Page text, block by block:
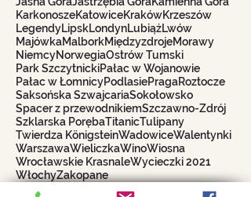
KarkonoszeKatowiceKrakówKrzeszów
LegendyLipskLondynLubiążLwów
MajówkaMalborkMiędzyzdrojeMorawy
NiemcyNorwegiaOstrów Tumski
Park SzczytnickiPałac w Wojanowie
Pałac w ŁomnicyPodlasiePragaRoztocze
Saksońska SzwajcariaSokołowsko
Spacer z przewodnikiemSzczawno-Zdrój
Szklarska PorębaTitanicTulipany
Twierdza KönigsteinWadowiceWalentynki
WarszawaWieliczkaWinoWiosna
Wrocławskie KrasnaleWycieczki 2021
WłochyZakopane